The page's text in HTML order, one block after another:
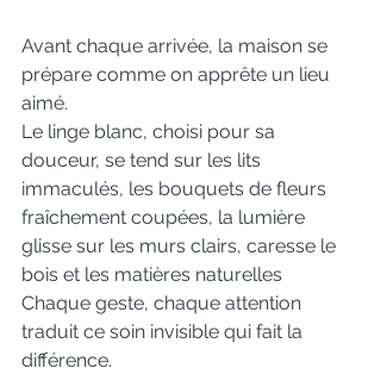
Avant chaque arrivée, la maison se
prépare comme on apprête un lieu
aimé.
Le linge blanc, choisi pour sa
douceur, se tend sur les lits
immaculés, les bouquets de fleurs
fraîchement coupées, la lumière
glisse sur les murs clairs, caresse le
bois et les matières naturelles
Chaque geste, chaque attention
traduit ce soin invisible qui fait la
différence.